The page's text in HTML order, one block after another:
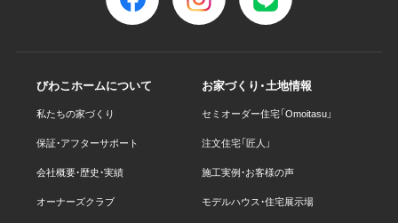
びわこホームについて
私たちの家づくり
保証・アフターサポート
会社概要・歴史・実績
オーナーズクラブ
お家づくり・土地情報
セミオーダー住宅「Omoitasu」
注文住宅「匠人」
施工実例・お客様の声
モデルハウス・住宅展示場